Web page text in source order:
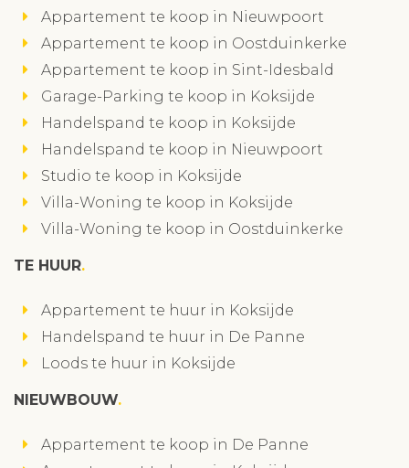
Appartement te koop in Nieuwpoort
Appartement te koop in Oostduinkerke
Appartement te koop in Sint-Idesbald
Garage-Parking te koop in Koksijde
Handelspand te koop in Koksijde
Handelspand te koop in Nieuwpoort
Studio te koop in Koksijde
Villa-Woning te koop in Koksijde
Villa-Woning te koop in Oostduinkerke
TE HUUR
Appartement te huur in Koksijde
Handelspand te huur in De Panne
Loods te huur in Koksijde
NIEUWBOUW
Appartement te koop in De Panne